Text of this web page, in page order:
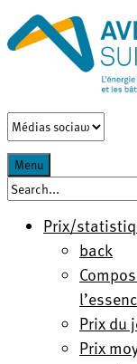
Menu
Prix/
back
Prix du
Prix